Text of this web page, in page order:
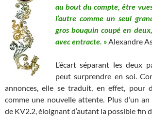
au bout du compte, être
l’autre comme un seul
gros bouquin coupé en
avec entracte. »Alexandre
L’écart séparant les deux
peut surprendre en soi.
annonces, elle se traduit, en effet, pour
comme une nouvelle attente. Plus d’un
de KV2.2, éloignant d’autant la possible fin